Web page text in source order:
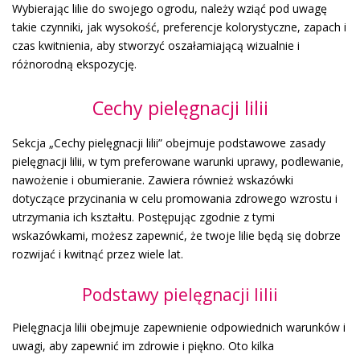
Wybierając lilie do swojego ogrodu, należy wziąć pod uwagę
takie czynniki, jak wysokość, preferencje kolorystyczne, zapach i
czas kwitnienia, aby stworzyć oszałamiającą wizualnie i
różnorodną ekspozycję.
Cechy pielęgnacji lilii
Sekcja „Cechy pielęgnacji lilii” obejmuje podstawowe zasady
pielęgnacji lilii, w tym preferowane warunki uprawy, podlewanie,
nawożenie i obumieranie. Zawiera również wskazówki
dotyczące przycinania w celu promowania zdrowego wzrostu i
utrzymania ich kształtu. Postępując zgodnie z tymi
wskazówkami, możesz zapewnić, że twoje lilie będą się dobrze
rozwijać i kwitnąć przez wiele lat.
Podstawy pielęgnacji lilii
Pielęgnacja lilii obejmuje zapewnienie odpowiednich warunków i
uwagi, aby zapewnić im zdrowie i piękno. Oto kilka